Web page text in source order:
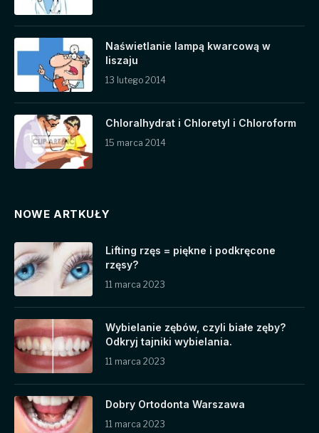
Naświetlanie lampą kwarcową w
liszaju
13 lutego 2014
Chloralhydrat i Chloretyl i Chloroform
15 marca 2014
NOWE ARTKUŁY
Lifting rzęs = piękne i podkręcone
rzęsy?
11 marca 2023
Wybielanie zębów, czyli białe zęby?
Odkryj tajniki wybielania.
11 marca 2023
Dobry Ortodonta Warszawa
11 marca 2023